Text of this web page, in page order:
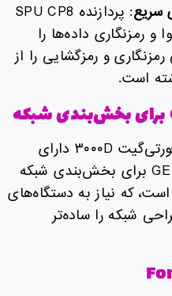
سریع
: پردازنده SPU CP8
و رمزنگاری داده‌ها را
و رمزگشایی را از
است.
: فورتی‌گیت ۳۰۰۰D دارای
بالاترین ظرفیت پورت ۱۰ GE برای بخش‌بندی شبکه
که نیاز به دستگاه‌های
شبکه را ساده‌تر